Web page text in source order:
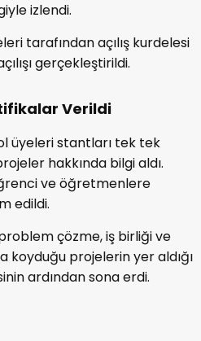
izlendi.
tarafından açılış kurdelesi
gerçekleştirildi.
Verildi
üyeleri stantları tek tek
hakkında bilgi aldı.
ve öğretmenlere
edildi.
çözme, iş birliği ve
projelerin yer aldığı
ardından sona erdi.